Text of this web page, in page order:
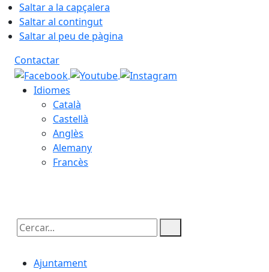
Saltar a la capçalera
Saltar al contingut
Saltar al peu de pàgina
Contactar
Idiomes
Català
Castellà
Anglès
Alemany
Francès
Cercar:
Ajuntament